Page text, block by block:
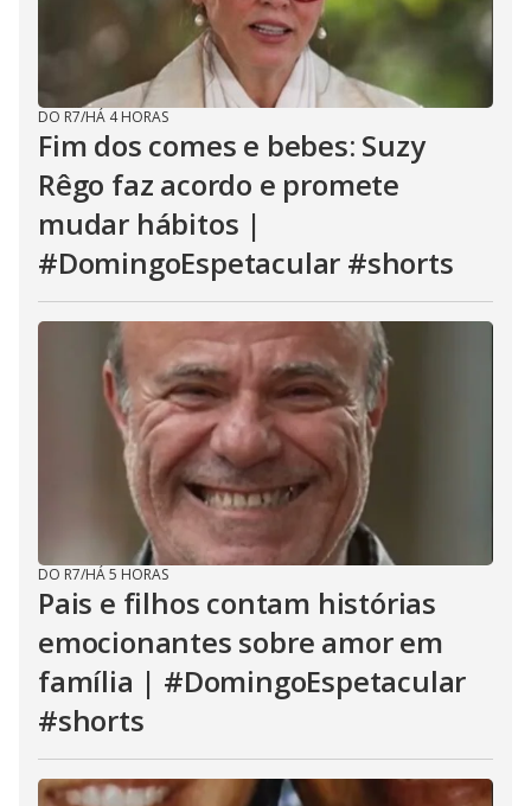
DO R7/HÁ 4 HORAS
Fim dos comes e bebes: Suzy
Rêgo faz acordo e promete
mudar hábitos |
#DomingoEspetacular #shorts
DO R7/HÁ 5 HORAS
Pais e filhos contam histórias
emocionantes sobre amor em
família | #DomingoEspetacular
#shorts